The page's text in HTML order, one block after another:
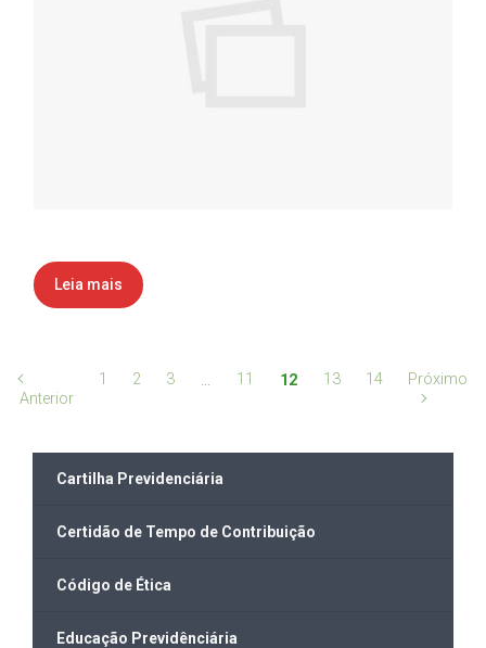
Leia mais
Anterior
1 2 3 … 11 12 13 14 Próximo
Cartilha Previdenciária
Certidão de Tempo de Contribuição
Código de Ética
Educação Previdênciária